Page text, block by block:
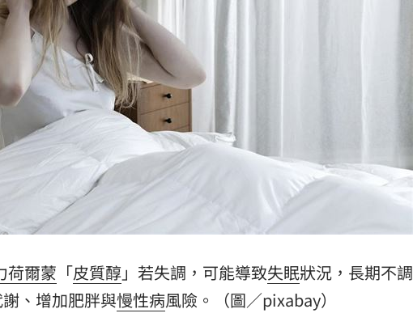
幕 19:07
19:01
18:58
荷爾蒙 「皮質醇」若失調，可能導致失眠狀況，長期不調
、增加肥胖與慢性病風險。（圖／pixabay）